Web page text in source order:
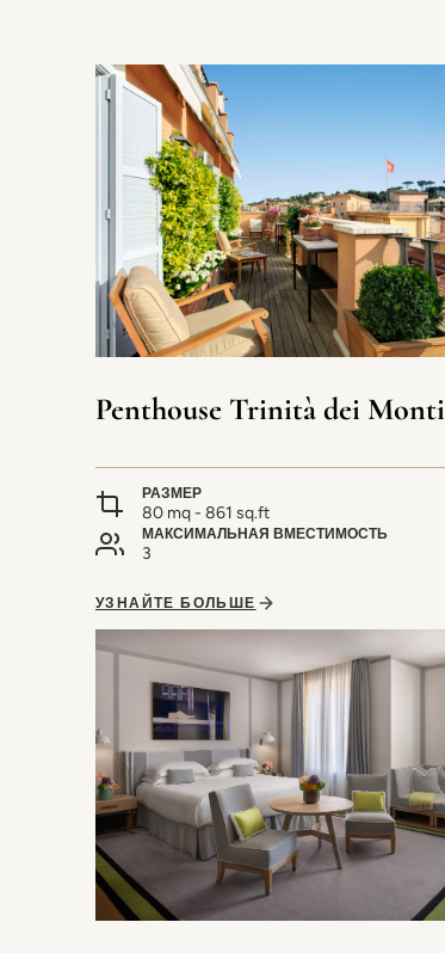
Penthouse Trinità dei Monti
РАЗМЕР
80 mq - 861 sq.ft
МАКСИМАЛЬНАЯ ВМЕСТИМОСТЬ
3
УЗНАЙТЕ БОЛЬШЕ